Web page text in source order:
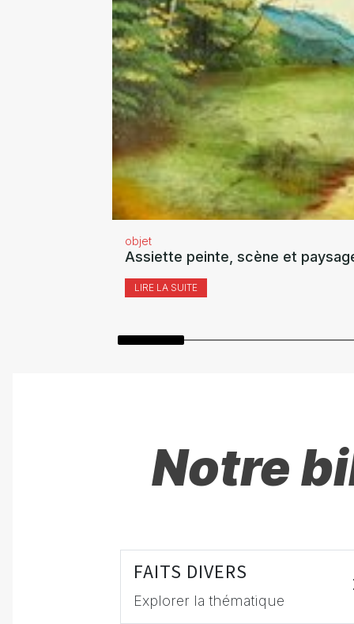
objet
Assiette peinte, scène et
LIRE LA SUITE
Notre
FAITS DIVERS
Explorer la thématique